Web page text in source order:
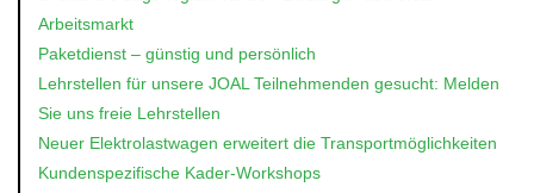
Arbeitsmarkt
Paketdienst – günstig und persönlich
Lehrstellen für unsere JOAL Teilnehmenden gesucht: Melden
Sie uns freie Lehrstellen
Neuer Elektrolastwagen erweitert die Transportmöglichkeiten
Kundenspezifische Kader-Workshops